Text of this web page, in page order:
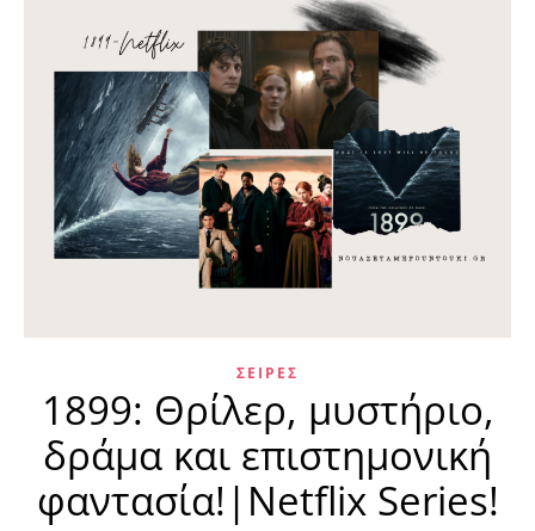
ΣΕΙΡΈΣ
1899: Θρίλερ, μυστήριο,
δράμα και επιστημονική
φαντασία!|Netflix Series!